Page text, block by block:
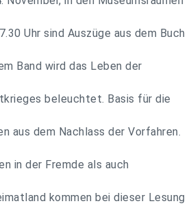
Uhr sind Auszüge aus dem Buch
Band wird das Leben der
beleuchtet. Basis für die
aus dem Nachlass der Vorfahren.
in der Fremde als auch
kommen bei dieser Lesung